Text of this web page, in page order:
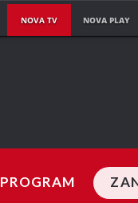
NOVA TV NOVA PLAY
PROGRAM